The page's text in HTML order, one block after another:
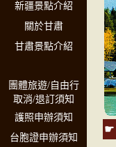
新疆景點介紹
關於甘肅
甘肅景點介紹
團體旅遊/自由行
取消/退訂須知
護照申辦須知
台胞證申辦須知
☛